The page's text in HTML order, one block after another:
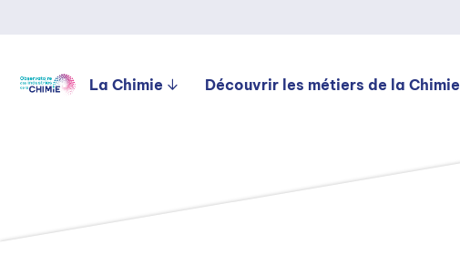
La Chimie Découvrir les métiers de la Chimie